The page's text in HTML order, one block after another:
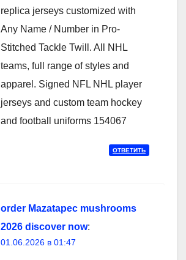
replica jerseys customized with
Any Name / Number in Pro-
Stitched Tackle Twill. All NHL
teams, full range of styles and
apparel. Signed NFL NHL player
jerseys and custom team hockey
and football uniforms 154067
ОТВЕТИТЬ
order Mazatapec mushrooms
2026 discover now:
01.06.2026 в 01:47